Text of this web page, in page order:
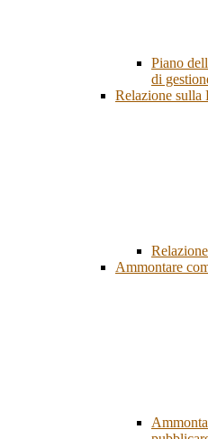
Piano
di
Relazione sulla
Ammontare